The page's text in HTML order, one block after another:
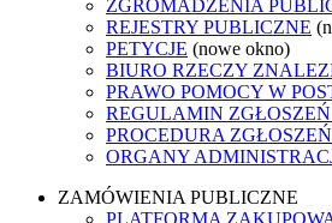
ZGROMADZENIA
REJESTRY PUBLICZNE
PETYCJE (nowe okno)
BIURO RZECZY
PRAWO POMOCY W
REGULAMIN
PROCEDURA
ORGANY
ZAMÓWIENIA PUBLICZNE
PLATFORMA